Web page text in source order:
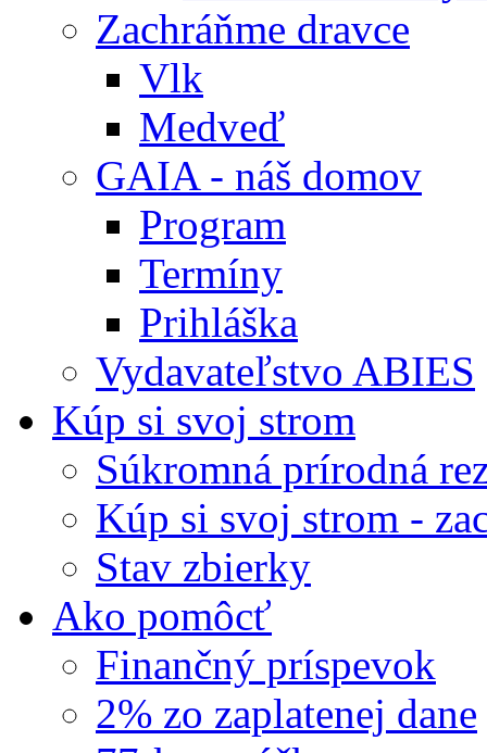
Zachráňme dravce
Vlk
Medveď
GAIA - náš domov
Program
Termíny
Prihláška
Vydavateľstvo ABIES
Kúp si svoj strom
Súkromná prírodná
Kúp si svoj strom -
Stav zbierky
Ako pomôcť
Finančný príspevok
2% zo zaplatenej dane